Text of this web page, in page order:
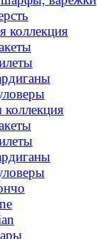
коллекция
коллекция